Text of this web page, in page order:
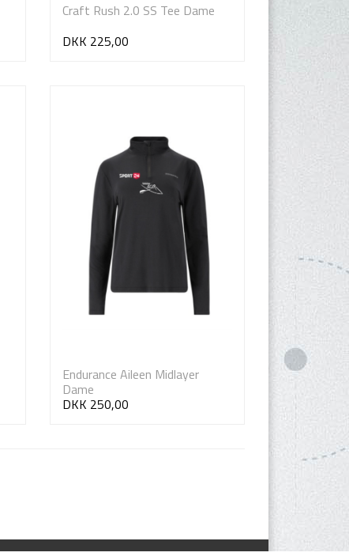
Craft Rush 2.0 SS Tee Dame
DKK 225,00
Endurance Aileen Midlayer
Dame
DKK 250,00